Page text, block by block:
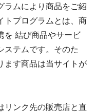
ラムにより商品をご紹
トプログラムとは、商
を 結び商品やサービ
ステムです。そのた
ます商品は当サイトが
リンク先の販売店と直